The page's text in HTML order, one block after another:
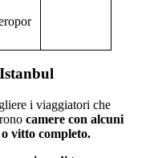
i viaggiatori che
camere con alcuni
vitto completo.